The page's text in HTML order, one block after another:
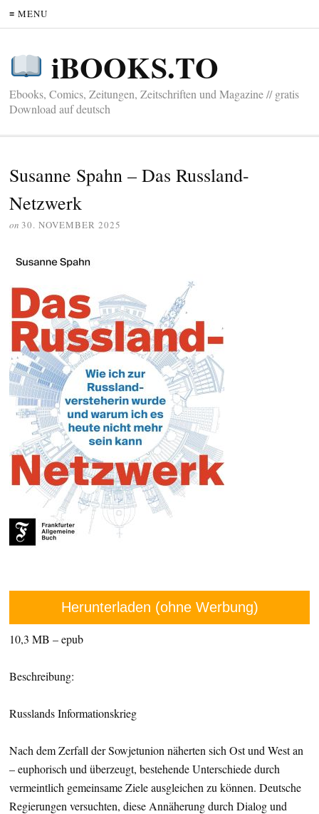
≡ MENU
iBOOKS.TO
Ebooks, Comics, Zeitungen, Zeitschriften und Magazine // gratis
Download auf deutsch
Susanne Spahn – Das Russland-
Netzwerk
on 30. NOVEMBER 2025
Herunterladen (ohne Werbung)
10,3 MB – epub
Beschreibung:
Russlands Informationskrieg
Nach dem Zerfall der Sowjetunion näherten sich Ost und West an
– euphorisch und überzeugt, bestehende Unterschiede durch
vermeintlich gemeinsame Ziele ausgleichen zu können. Deutsche
Regierungen versuchten, diese Annäherung durch Dialog und